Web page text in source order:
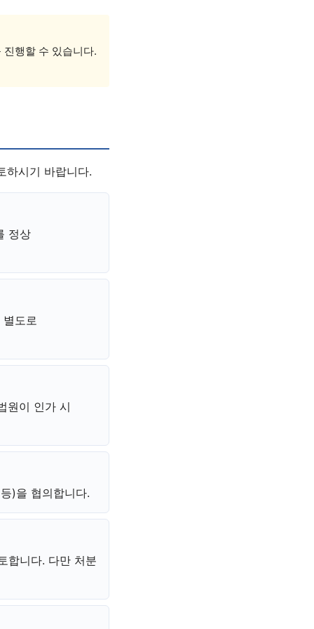
행할 수 있습니다.
하시기 바랍니다.
정상
도로
원이 인가 시
)을 협의합니다.
합니다. 다만 처분